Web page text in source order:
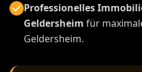
Professionelles
Geldersheim für
Geldersheim.